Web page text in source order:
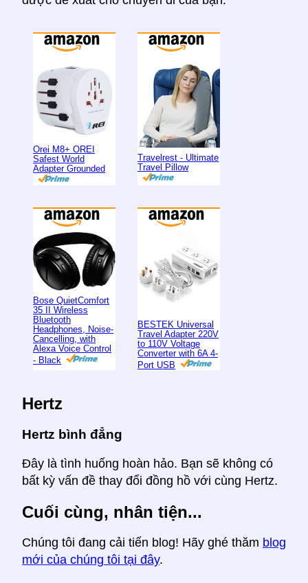
Orei M8+ OREI
Safest World
Adapter Grounded
Travelrest - Ultimate
Travel Pillow
Bose QuietComfort
35 II Wireless
Bluetooth
Headphones, Noise-
Cancelling, with
Alexa Voice Control
- Black
BESTEK Universal
Travel Adapter 220V
to 110V Voltage
Converter with 6A 4-
Port USB
Hertz
Hertz bình đẳng
Đây là tình huống hoàn hảo. Bạn sẽ không có
bất kỳ vấn đề thay đổi đồng hồ với cùng Hertz.
Cuối cùng, nhân tiện...
Chúng tôi đang cải tiến blog! Hãy ghé thăm blog
mới của chúng tôi tại đây.